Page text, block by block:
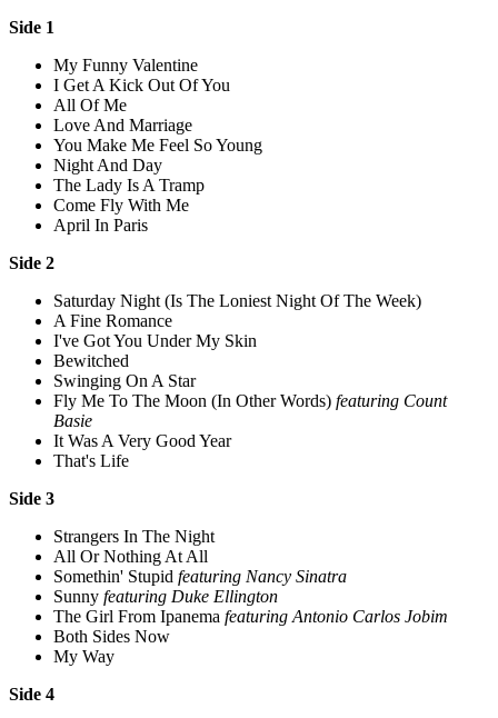
Side 1
My Funny Valentine
I Get A Kick Out Of You
All Of Me
Love And Marriage
You Make Me Feel So Young
Night And Day
The Lady Is A Tramp
Come Fly With Me
April In Paris
Side 2
Saturday Night (Is The Loniest Night Of The Week)
A Fine Romance
I've Got You Under My Skin
Bewitched
Swinging On A Star
Fly Me To The Moon (In Other Words) featuring Count
Basie
It Was A Very Good Year
That's Life
Side 3
Strangers In The Night
All Or Nothing At All
Somethin' Stupid featuring Nancy Sinatra
Sunny featuring Duke Ellington
The Girl From Ipanema featuring Antonio Carlos Jobim
Both Sides Now
My Way
Side 4